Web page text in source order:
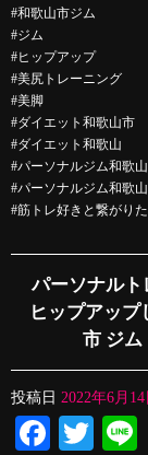
#和歌山市ジム
#ジム
#ヒップアップ
#美尻トレーニング
#美脚
#ダイエット和歌山市
#ダイエット和歌山
#パーソナルジム和歌
#パーソナルジム和歌山
#筋トレ好きと繋がり
パーソナルト
ヒップアッ
市 ジム
投稿日 2022年6月14